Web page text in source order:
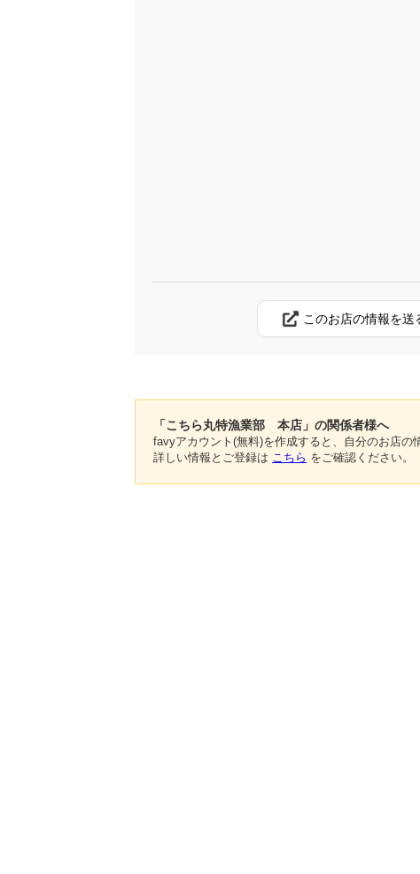
このお店の情報を送
「こちら丸特漁業部 本店」の関係者様へ
favyアカウント(無料)を作成すると、自分のお店の
詳しい情報とご登録は こちら をご確認ください。